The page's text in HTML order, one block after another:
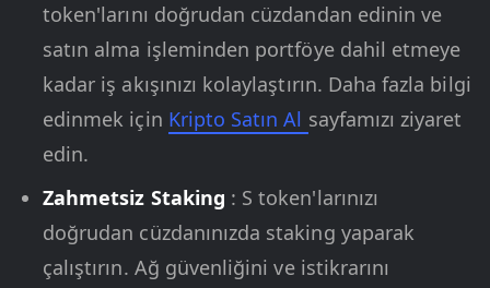
token'larını doğrudan cüzdandan edinin ve
satın alma işleminden portföye dahil etmeye
kadar iş akışınızı kolaylaştırın. Daha fazla bilgi
edinmek için Kripto Satın Al sayfamızı ziyaret
edin.
Zahmetsiz Staking : S token'larınızı
doğrudan cüzdanınızda staking yaparak
çalıştırın. Ağ güvenliğini ve istikrarını